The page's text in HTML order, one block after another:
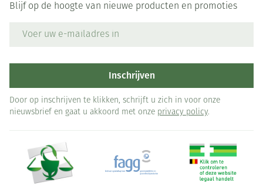
Blijf op de hoogte van nieuwe producten en promoties
Inschrijven
Door op inschrijven te klikken, schrijft u zich in voor onze
nieuwsbrief en gaat u akkoord met onze privacy policy.